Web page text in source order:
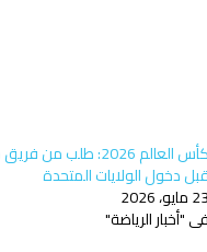
كأس العالم 2026:
قبل دخول الولايات المتحدة
23 مايو، 2026
في "أخبار الرياضة"